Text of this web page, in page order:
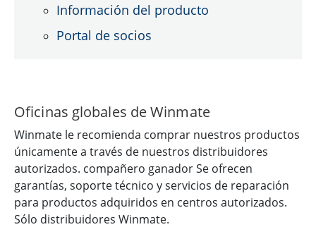
Información del producto
Portal de socios
Oficinas globales de Winmate
Winmate le recomienda comprar nuestros productos
únicamente a través de nuestros distribuidores
autorizados. compañero ganador Se ofrecen
garantías, soporte técnico y servicios de reparación
para productos adquiridos en centros autorizados.
Sólo distribuidores Winmate.